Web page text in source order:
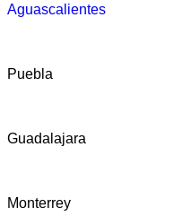
Aguascalientes
Puebla
Guadalajara
Monterrey